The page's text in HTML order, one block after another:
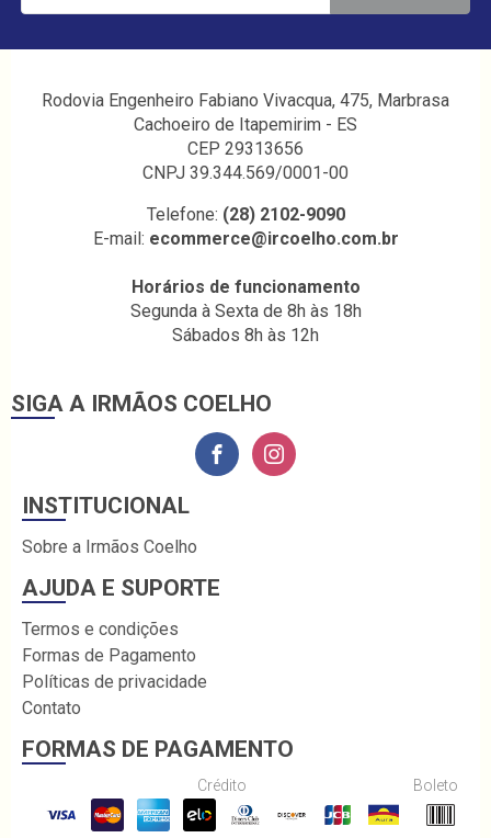
Rodovia Engenheiro Fabiano Vivacqua, 475, Marbrasa
Cachoeiro de Itapemirim - ES
CEP 29313656
CNPJ 39.344.569/0001-00
Telefone: (28) 2102-9090
E-mail: ecommerce@ircoelho.com.br
Horários de funcionamento
Segunda à Sexta de 8h às 18h
Sábados 8h às 12h
SIGA A IRMÃOS COELHO
INSTITUCIONAL
Sobre a Irmãos Coelho
AJUDA E SUPORTE
Termos e condições
Formas de Pagamento
Políticas de privacidade
Contato
FORMAS DE PAGAMENTO
Crédito Boleto